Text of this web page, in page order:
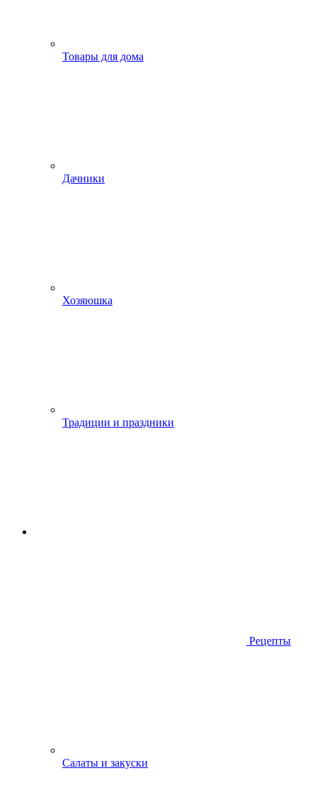
Товары для дома
Дачники
Хозяюшка
Традиции и праздники
Рецепты
Салаты и закуски